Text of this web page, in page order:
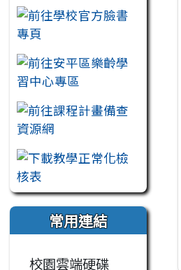
常用連結
校園雲端硬碟